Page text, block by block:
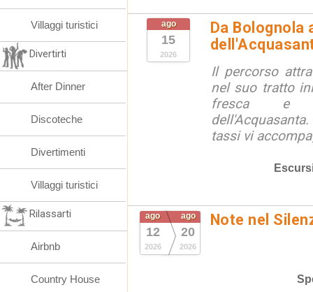
ago
15
2026
Da Bolognola
Il percorso
nel suo tratto
fresca e
tassi vi
ago
12
2026
ago
20
2026
Note nel
Villaggi turistici
Divertirti
After Dinner
Discoteche
Divertimenti
Villaggi turistici
Rilassarti
Airbnb
Country House